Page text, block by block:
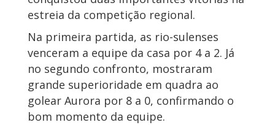
estreia da competição regional.
Na primeira partida, as rio-sulenses
venceram a equipe da casa por 4 a 2. Já
no segundo confronto, mostraram
grande superioridade em quadra ao
golear Aurora por 8 a 0, confirmando o
bom momento da equipe.